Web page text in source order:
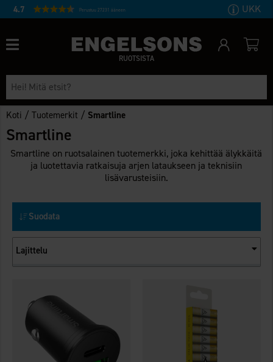
4.7 Perustuu 27231 ääneen UKK
RUOTSISTA
Koti /Tuotemerkit / Smartline
Smartline
Smartline on ruotsalainen tuotemerkki, joka kehittää älykkäitä
ja luotettavia ratkaisuja arjen lataukseen ja teknisiin
lisävarusteisiin.
Suodata
Lajittelu